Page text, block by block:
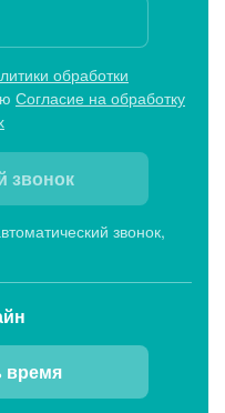
обработки
Согласие на обработку
звонок
звонок,
время